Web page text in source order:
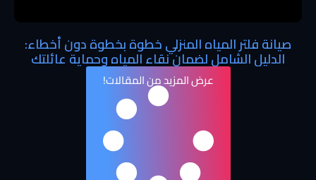
صيانة فلتر المياه المنزلي خطوة بخطوة دون أخطاء:
الدليل الشامل لضمان نقاء المياه وحماية عائلتك
عرض المزيد من المقالات!